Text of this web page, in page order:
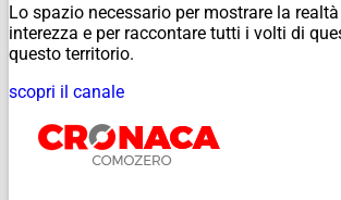
Lo spazio necessario per mostrare la
interezza e per raccontare tutti i volti di
questo territorio.
scopri il canale